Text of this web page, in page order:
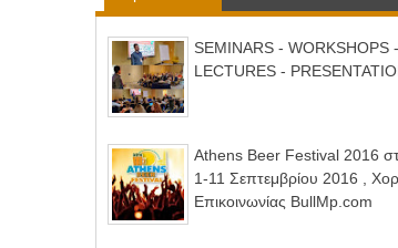
SEMINARS - WORKSHOPS -
LECTURES -
Athens Beer Festival 2016
1-11 Σεπτεμβρίου 2016 ,
Επικοινωνίας BullMp.com